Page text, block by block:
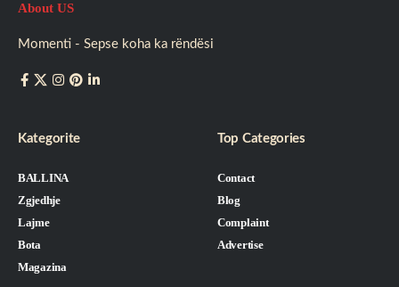
About US
Momenti - Sepse koha ka rëndësi
Kategorite
BALLINA
Zgjedhje
Lajme
Bota
Magazina
Top Categories
Contact
Blog
Complaint
Advertise